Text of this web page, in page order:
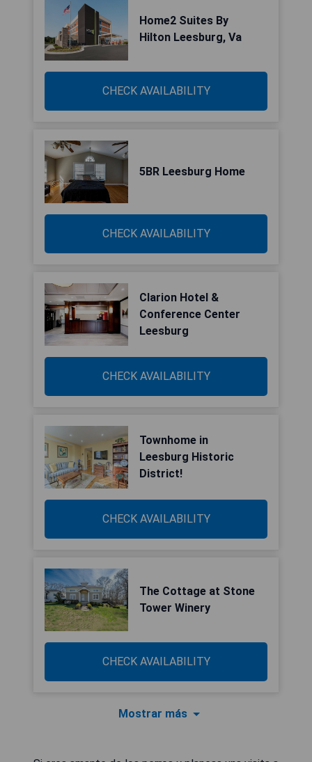
Home2 Suites By
Hilton Leesburg, Va
CHECK AVAILABILITY
5BR Leesburg Home
CHECK AVAILABILITY
Clarion Hotel &
Conference Center
Leesburg
CHECK AVAILABILITY
Townhome in
Leesburg Historic
District!
CHECK AVAILABILITY
The Cottage at Stone
Tower Winery
CHECK AVAILABILITY
Mostrar más